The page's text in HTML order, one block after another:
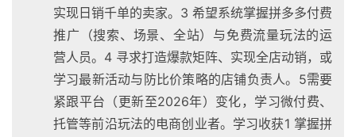
实现日销千单的卖家。3 希望系统掌握拼多多付费
推广（搜索、场景、全站）与免费流量玩法的运
营人员。4 寻求打造爆款矩阵、实现全店动销，或
学习最新活动与防比价策略的店铺负责人。5需要
紧跟平台（更新至2026年）变化，学习微付费、
托管等前沿玩法的电商创业者。学习收获1 掌握拼